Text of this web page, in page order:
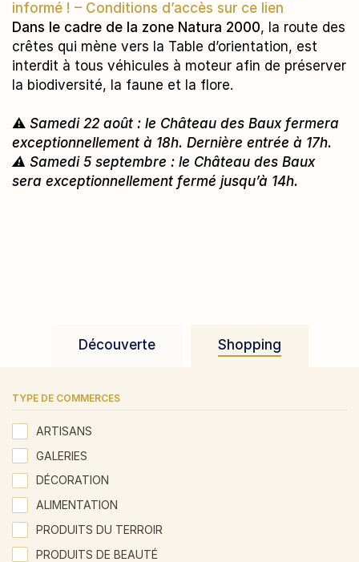
informé ! – Conditions d’accès sur ce lien
Dans le cadre de la zone Natura 2000, la route des
crêtes qui mène vers la Table d’orientation, est
interdit à tous véhicules à moteur afin de préserver
la biodiversité, la faune et la flore.
⚠️ Samedi 22 août : le Château des Baux fermera
exceptionnellement à 18h. Dernière entrée à 17h.
⚠️ Samedi 5 septembre : le Château des Baux
sera exceptionnellement fermé jusqu’à 14h.
Découverte Shopping
TYPE DE COMMERCES
ARTISANS
GALERIES
DÉCORATION
ALIMENTATION
PRODUITS DU TERROIR
PRODUITS DE BEAUTÉ